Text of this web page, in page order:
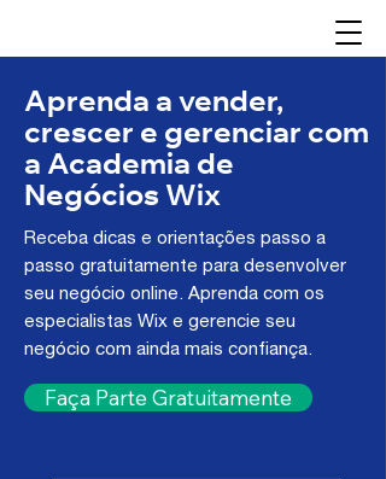
Aprenda a vender,
crescer e gerenciar com
a Academia de
Negócios Wix
Receba dicas e orientações passo a
passo gratuitamente para desenvolver
seu negócio online. Aprenda com os
especialistas Wix e gerencie seu
negócio com ainda mais confiança.
Faça Parte Gratuitamente